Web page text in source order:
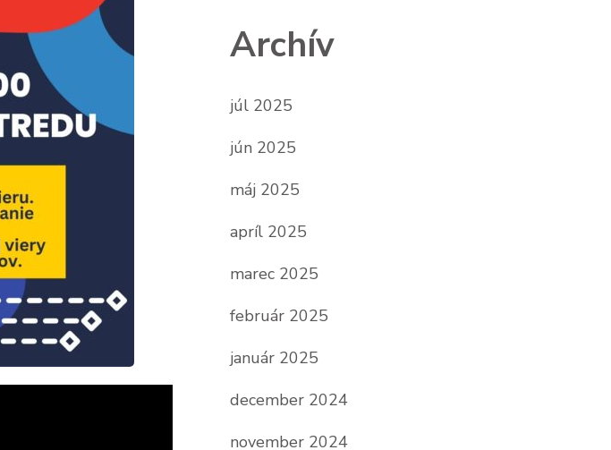
Archív
júl 2025
jún 2025
máj 2025
apríl 2025
marec 2025
február 2025
január 2025
december 2024
november 2024